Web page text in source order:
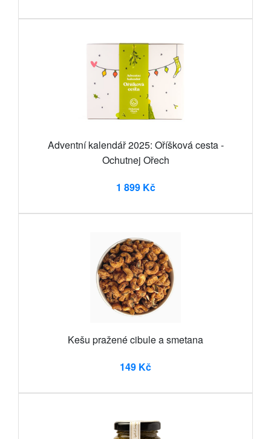
Adventní kalendář 2025: Oříšková cesta -
Ochutnej Ořech
1 899 Kč
Kešu pražené cibule a smetana
149 Kč